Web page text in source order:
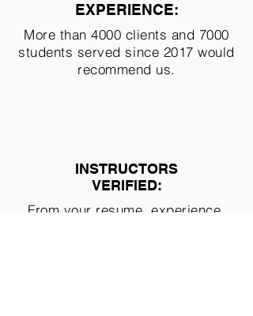
EXPERIENCE:
More than 4000 clients and 7000
students served since 2017 would
recommend us.
INSTRUCTORS
VERIFIED:
From your resume, experience,